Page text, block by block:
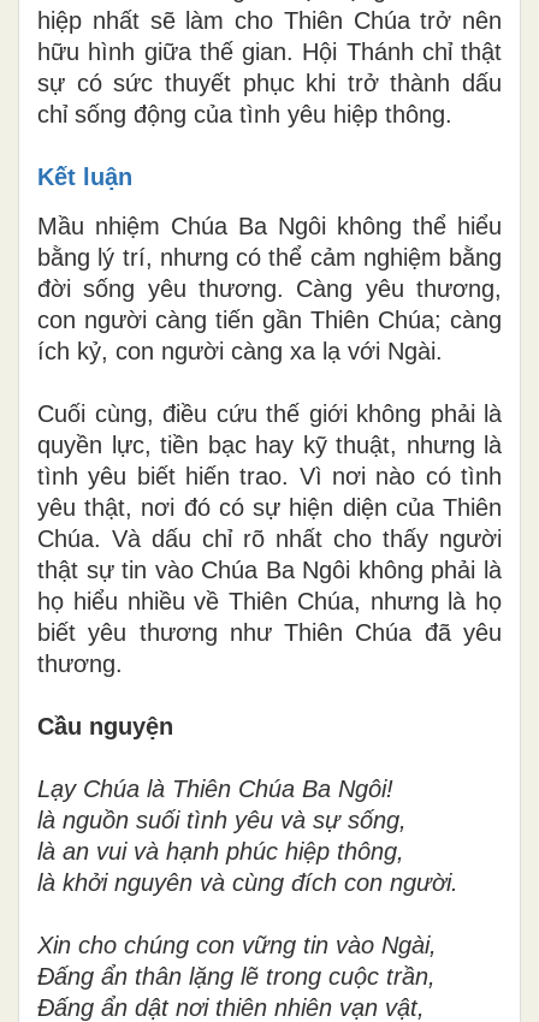
hiệp nhất sẽ làm cho Thiên Chúa trở nên
hữu hình giữa thế gian. Hội Thánh chỉ thật
sự có sức thuyết phục khi trở thành dấu
chỉ sống động của tình yêu hiệp thông.
Kết luận
Mầu nhiệm Chúa Ba Ngôi không thể hiểu
bằng lý trí, nhưng có thể cảm nghiệm bằng
đời sống yêu thương. Càng yêu thương,
con người càng tiến gần Thiên Chúa; càng
ích kỷ, con người càng xa lạ với Ngài.
Cuối cùng, điều cứu thế giới không phải là
quyền lực, tiền bạc hay kỹ thuật, nhưng là
tình yêu biết hiến trao. Vì nơi nào có tình
yêu thật, nơi đó có sự hiện diện của Thiên
Chúa. Và dấu chỉ rõ nhất cho thấy người
thật sự tin vào Chúa Ba Ngôi không phải là
họ hiểu nhiều về Thiên Chúa, nhưng là họ
biết yêu thương như Thiên Chúa đã yêu
thương.
Cầu nguyện
Lạy Chúa là Thiên Chúa Ba Ngôi!
là nguồn suối tình yêu và sự sống,
là an vui và hạnh phúc hiệp thông,
là khởi nguyên và cùng đích con người.
Xin cho chúng con vững tin vào Ngài,
Đấng ẩn thân lặng lẽ trong cuộc trần,
Đấng ẩn dật nơi thiên nhiên vạn vật,